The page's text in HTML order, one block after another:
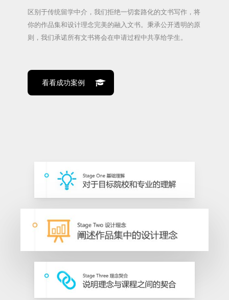
区别于传统留学中介，我们拒绝一切套路化的文书写作，将
你的作品集和设计理念完美的融入文书。秉承公开透明的原
则，我们承诺所有文书将会在申请过程中共享给学生。
看看成功案例